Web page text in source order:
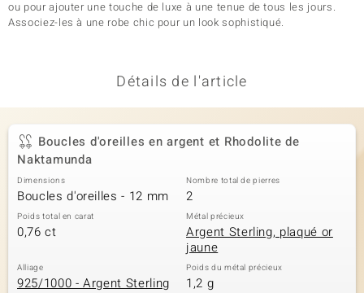
ou pour ajouter une touche de luxe à une tenue de tous les jours.
Associez-les à une robe chic pour un look sophistiqué.
Détails de l'article
Boucles d'oreilles en argent et Rhodolite de
Naktamunda
Dimensions
Boucles d'oreilles - 12 mm
Nombre total de pierres
2
Poids total en carat
0,76 ct
Métal précieux
Argent Sterling, plaqué or
jaune
Alliage
925/1000 - Argent Sterling
Poids du métal précieux
1,2 g